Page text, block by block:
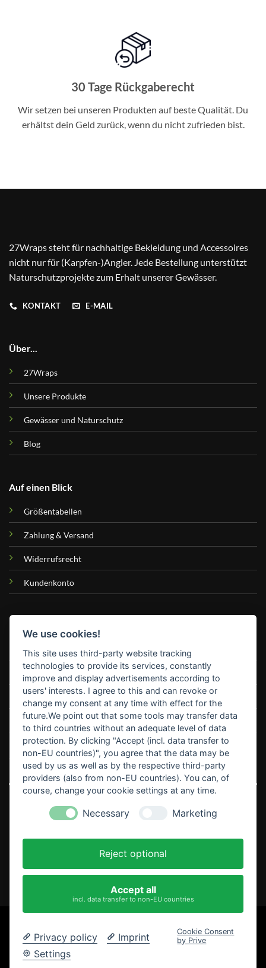
30 Tage Rückgaberecht
Wir setzen bei unseren Produkten auf beste Qualität. Du
erhältst dein Geld zurück, wenn du nicht zufrieden bist.
27Wraps steht für nachhaltige Bekleidung und Accessoires
nicht nur für (Karpfen-)Angler. Jede Bestellung unterstützt
Naturschutzprojekte zum Erhalt unserer Gewässer.
KONTAKT E-MAIL
Über...
27Wraps
Unsere Produkte
Gewässer und Naturschutz
Blog
Auf einen Blick
Größentabellen
Zahlung & Versand
Widerrufsrecht
Kundenkonto
FAQ
Kontakt & Hilfe
Retouren
Vertrag widerrufen
¹Gilt für Lieferungen nach Deutschland. Lieferzeiten für andere Länder und
Informationen zur Berechnung des Liefertermins findest duhier.
IMPRESSUM DATENSCHUTZ
Transfer
Apple
Pay
Google
We use cookies!
This site uses third-party website tracking
technologies to provide its services, constantly
improve and display advertisements according to
users' interests. I agree to this and can revoke or
change my consent at any time with effect for the
future.We point out that some tools may transfer data
to third countries without an adequate level of data
protection. By clicking "Accept (incl. data transfer to
non-EU countries)", you agree that the data may be
used by us as well as by the respective third-party
providers (also from non-EU countries). You can, of
course, change your cookie settings at any time.
Necessary Marketing
Reject optional
Accept all
incl. data transfer to non-EU countries
Privacy policy
Imprint
Settings
Cookie Consent
by Prive